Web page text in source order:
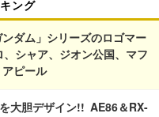
ング
ダム」シリーズのロゴマー
シャア、ジオン公国、マフ
アピール
を大胆デザイン!! AE86＆RX-